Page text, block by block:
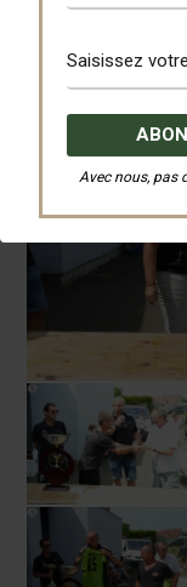
Avec nous, pas